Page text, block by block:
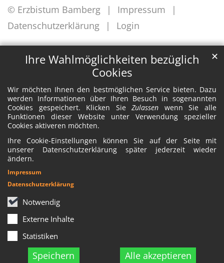
Ihre Wahlmöglichkeiten bezüglich
Cookies
Wir möchten Ihnen den bestmöglichen Service bieten. Dazu
werden Informationen über Ihren Besuch in sogenannten
Cookies gespeichert. Klicken SieZulassen wenn Sie alle
Funktionen dieser Website unter Verwendung spezieller
Cookies aktiveren möchten.
Ihre Cookie-Einstellungen können Sie auf der Seite mit
unserer Datenschutzerklärung später jederzeit wieder
ändern.
Notwendig
Externe Inhalte
Statistiken
Speichern Alle akzeptieren
✕
Impressum
Datenschutzerklärung
© Erzbistum Bamberg
Impressum
Datenschutzerklärung
Login